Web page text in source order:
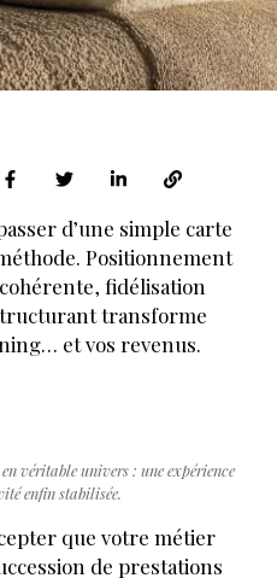
d’une simple carte
Positionnement
fidélisation
transforme
et vos revenus.
véritable univers : une expérience
enfin stabilisée.
que votre métier
de prestations